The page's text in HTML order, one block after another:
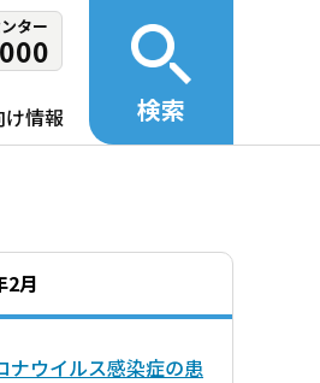
ター
け情報 検索
2月
ナウイルス感染症の患